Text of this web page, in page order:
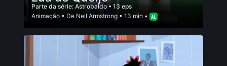
Parte da série: Astrobaldo • 13 eps
Animação • De Neil Armstrong • 13 min •